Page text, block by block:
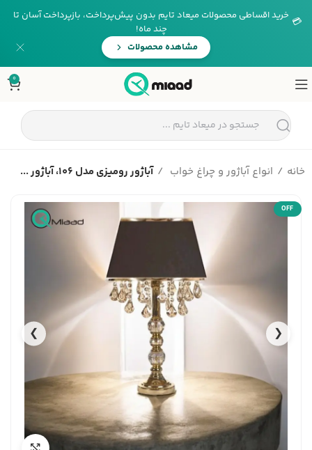
💳 خرید اقساطی محصولات میعاد تایم بدون پیش‌پرداخت، بازپرداخت آسان تا
چند ماه!
مشاهده محصولات
0
خانه انواع آباژور و چراغ خواب آباژور رومیزی مدل 106، آباژور ...
OFF
❮
❯